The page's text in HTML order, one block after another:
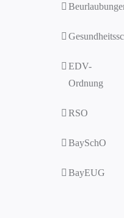
EDV-
Ordnung
RSO
BaySchO
BayEUG